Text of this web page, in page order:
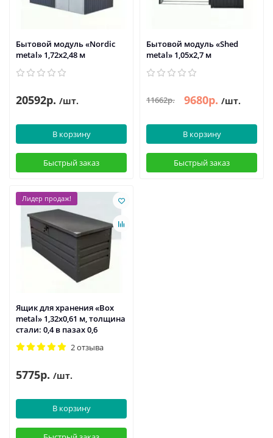
Бытовой модуль «Nordic
metal» 1,72х2,48 м
20592р. /шт.
В корзину
Быстрый заказ
Бытовой модуль «Shed
metal» 1,05х2,7 м
11662р. 9680р. /шт.
В корзину
Быстрый заказ
Лидер продаж!
Ящик для хранения «Box
metal» 1,32х0,61 м, толщина
стали: 0,4 в пазах 0,6
2 отзыва
5775р. /шт.
В корзину